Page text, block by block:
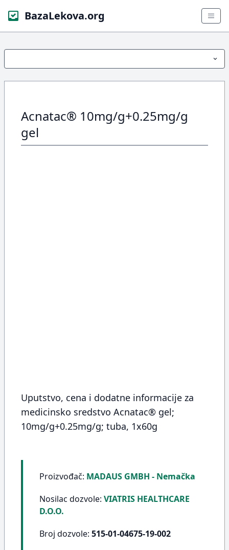
BazaLekova.org
Acnatac® 10mg/g+0.25mg/g
gel
Uputstvo, cena i dodatne informacije za
medicinsko sredstvo Acnatac® gel;
10mg/g+0.25mg/g; tuba, 1x60g
Proizvođač: MADAUS GMBH - Nemačka
Nosilac dozvole: VIATRIS HEALTHCARE
D.O.O.
Broj dozvole: 515-01-04675-19-002